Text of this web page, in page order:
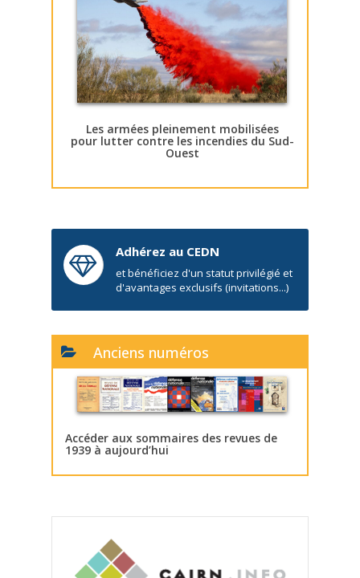
Les armées pleinement mobilisées
pour lutter contre les incendies du Sud-
Ouest
Adhérez au CEDN
et bénéficiez d'un statut privilégié et
d'avantages exclusifs (invitations...)
Anciens numéros
Accéder aux sommaires des revues de
1939 à aujourd’hui